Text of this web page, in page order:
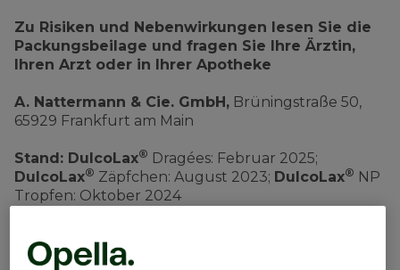
Zu Risiken und Nebenwirkungen lesen Sie die
Packungsbeilage und fragen Sie Ihre Ärztin,
Ihren Arzt oder in Ihrer Apotheke
A. Nattermann & Cie. GmbH, Brüningstraße 50,
65929 Frankfurt am Main
Stand: DulcoLax® Dragées: Februar 2025;
DulcoLax® Zäpfchen: August 2023; DulcoLax® NP
Tropfen: Oktober 2024